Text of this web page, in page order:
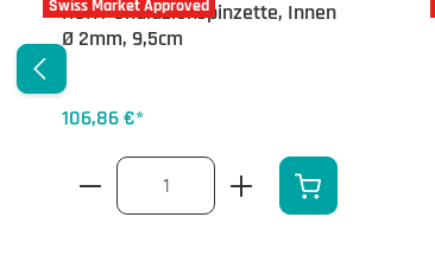
Swiss Market Approved
HUNT Chalazionspinzette, Innen
Ø 2mm, 9,5cm
106,86 €*
Produkt Anzahl: Gib den